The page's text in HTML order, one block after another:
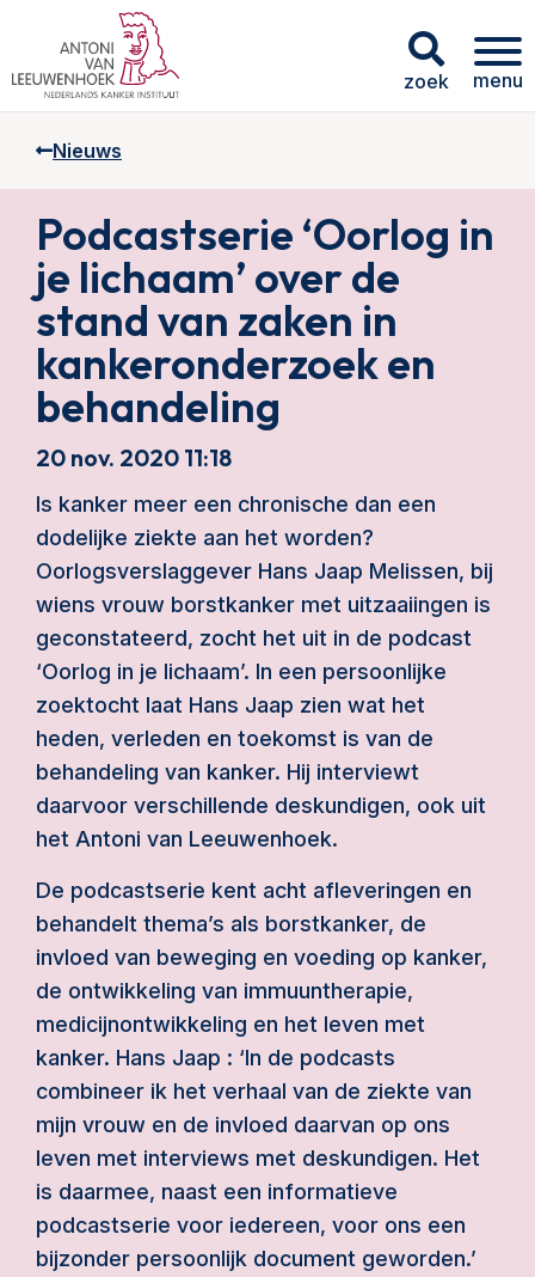
zoek menu
Nieuws
Podcastserie ‘Oorlog in
je lichaam’ over de
stand van zaken in
kankeronderzoek en
behandeling
20 nov. 2020 11:18
Is kanker meer een chronische dan een
dodelijke ziekte aan het worden?
Oorlogsverslaggever Hans Jaap Melissen, bij
wiens vrouw borstkanker met uitzaaiingen is
geconstateerd, zocht het uit in de podcast
‘Oorlog in je lichaam’. In een persoonlijke
zoektocht laat Hans Jaap zien wat het
heden, verleden en toekomst is van de
behandeling van kanker. Hij interviewt
daarvoor verschillende deskundigen, ook uit
het Antoni van Leeuwenhoek.
De podcastserie kent acht afleveringen en
behandelt thema’s als borstkanker, de
invloed van beweging en voeding op kanker,
de ontwikkeling van immuuntherapie,
medicijnontwikkeling en het leven met
kanker. Hans Jaap : ‘In de podcasts
combineer ik het verhaal van de ziekte van
mijn vrouw en de invloed daarvan op ons
leven met interviews met deskundigen. Het
is daarmee, naast een informatieve
podcastserie voor iedereen, voor ons een
bijzonder persoonlijk document geworden.’